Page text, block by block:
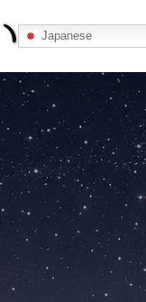
Japanese
あなたの所属部屋を探そ